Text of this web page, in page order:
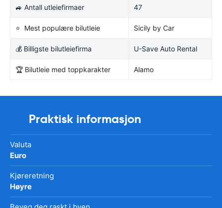
🚙 Antall utleiefirmaer 47
⭐ Mest populære bilutleie Sicily by Car
💰 Billigste bilutleiefirma U-Save Auto Rental
🏆 Bilutleie med toppkarakter Alamo
Praktisk informasjon
Valuta
Euro
Kjøreretning
Høyre